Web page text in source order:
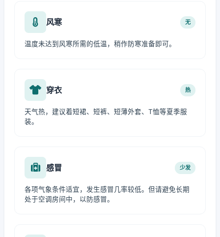
风寒 无
温度未达到风寒所需的低温，稍作防寒准备即可。
穿衣 热
天气热，建议着短裙、短裤、短薄外套、T恤等夏季服
装。
感冒 少发
各项气象条件适宜，发生感冒几率较低。但请避免长期
处于空调房间中，以防感冒。